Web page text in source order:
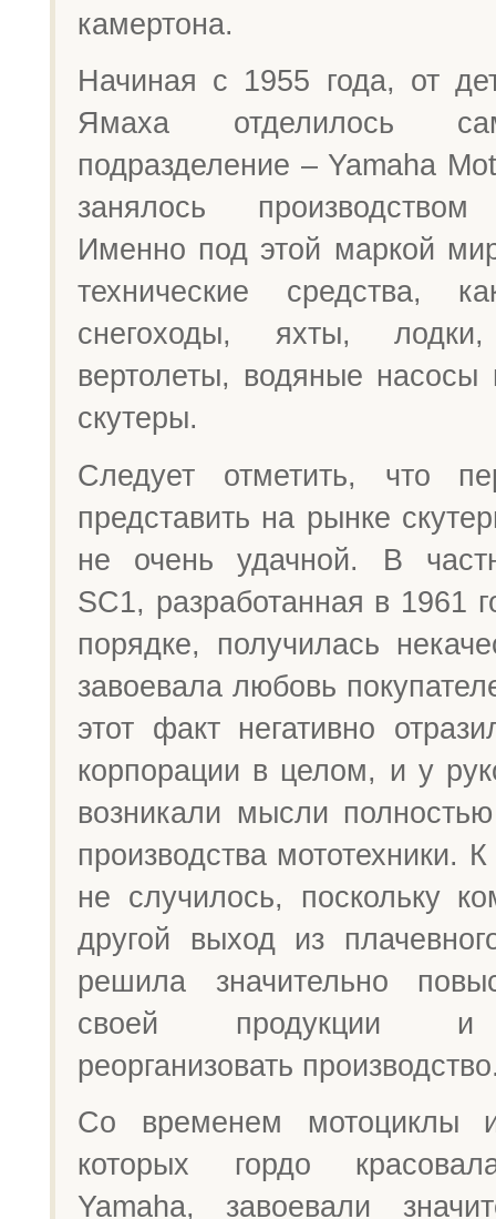
камертона.
Начиная с 1955 года, от
Ямаха отделилось
подразделение – Yamaha
занялось производством
Именно под этой маркой
технические средства,
снегоходы, яхты, лодки,
вертолеты, водяные
скутеры.
Следует отметить, что
представить на рынке
не очень удачной. В
SС1, разработанная в 1961
порядке, получилась
завоевала любовь
этот факт негативно
корпорации в целом, и у
возникали мысли полностью
производства мототехники.
не случилось, поскольку
другой выход из
решила значительно
своей продукции и
реорганизовать
Со временем мотоциклы
которых гордо
Yamaha, завоевали